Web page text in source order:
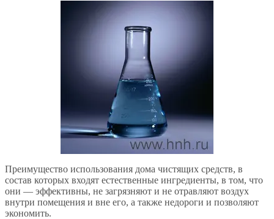
Преимущество использования дома чистящих средств, в
состав которых входят естественные ингредиенты, в том, что
они — эффективны, не загрязняют и не отравляют воздух
внутри помещения и вне его, а также недороги и позволяют
экономить.